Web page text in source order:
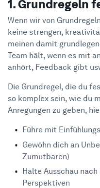
1. Grundregeln
Wenn wir von
keine strengen,
meinen damit
Team hält, wenn es mit
anhört, Feedback gibt
Die Grundregel, die du
so komplex sein, wie du
Anregungen zu geben,
Führe mit
Gewöhn dich an
Zumutbaren)
Halte Ausschau
Perspektiven